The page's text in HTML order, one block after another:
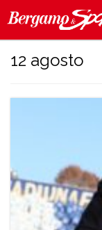
12 agosto